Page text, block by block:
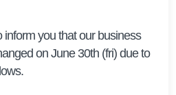
inform you that our business
on June 30th (fri) due to